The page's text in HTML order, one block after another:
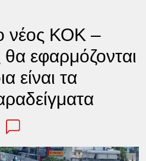
νέος ΚΟΚ –
θα εφαρμόζονται
είναι τα